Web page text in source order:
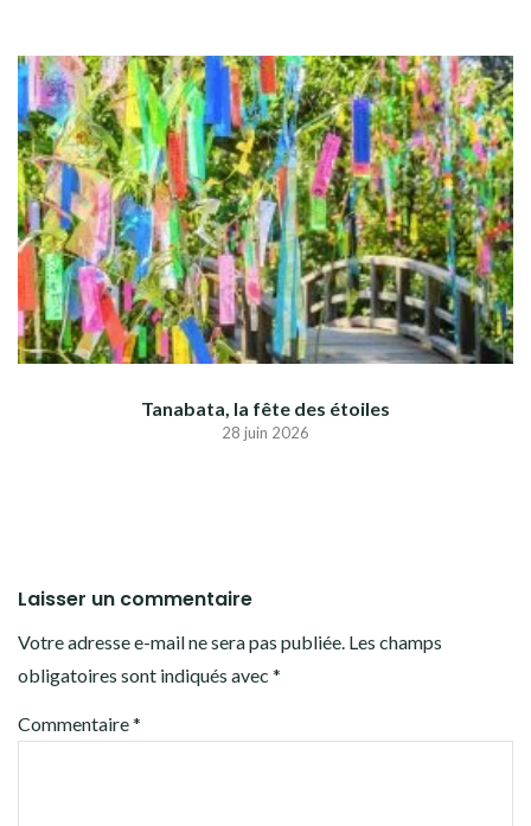
Tanabata, la fête des étoiles
28 juin 2026
Laisser un commentaire
Votre adresse e-mail ne sera pas publiée. Les champs
obligatoires sont indiqués avec *
Commentaire*